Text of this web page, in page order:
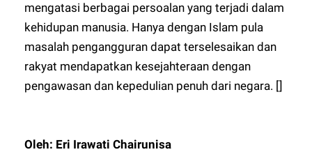
mengatasi berbagai persoalan yang terjadi dalam
kehidupan manusia. Hanya dengan Islam pula
masalah pengangguran dapat terselesaikan dan
rakyat mendapatkan kesejahteraan dengan
pengawasan dan kepedulian penuh dari negara. []
Oleh: Eri Irawati Chairunisa